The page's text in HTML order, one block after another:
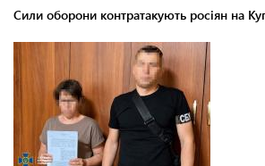
Сили оборони контратакують росіян на